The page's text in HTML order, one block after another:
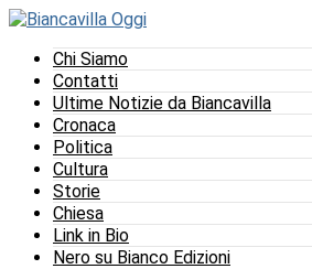
Chi Siamo
Contatti
Ultime Notizie da Biancavilla
Cronaca
Politica
Cultura
Storie
Chiesa
Link in Bio
Nero su Bianco Edizioni